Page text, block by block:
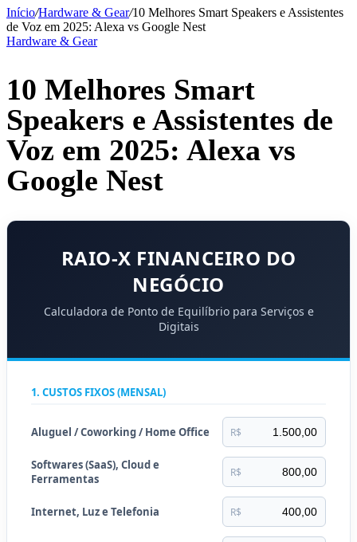
Início/Hardware & Gear/10 Melhores Smart Speakers e Assistentes
de Voz em 2025: Alexa vs Google Nest
Hardware & Gear
10 Melhores Smart
Speakers e Assistentes de
Voz em 2025: Alexa vs
Google Nest
RAIO-X FINANCEIRO DO
NEGÓCIO
Calculadora de Ponto de Equilíbrio para Serviços e
Digitais
1. CUSTOS FIXOS (MENSAL)
Aluguel / Coworking / Home Office R$
Softwares (SaaS), Cloud e
Ferramentas
R$
Internet, Luz e Telefonia R$